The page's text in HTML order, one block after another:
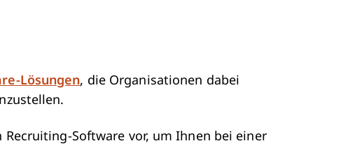
Lösungen, die Organisationen dabei
Software vor, um Ihnen bei einer